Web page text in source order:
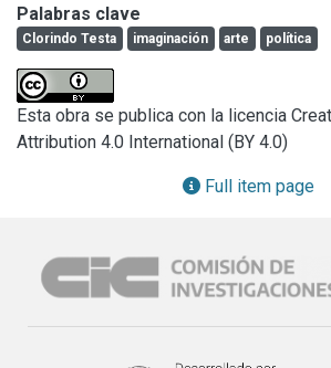
sobre un mapa oficial de la ciudad de
mapa, el autor pinta determinadas
representan áreas
desplazamientos.\nInevitablemente, el
retoma la inundación en la ciudad de La
abril de 2013, como enclave de su
Pero, más allá de la correspondencia
interpela las representaciones de
tanto la racionalidad científica moderna
Palabras clave
Clorindo Testa imaginación arte política
Esta obra se publica con la licencia
Attribution 4.0 International (BY 4.0)
Full item page